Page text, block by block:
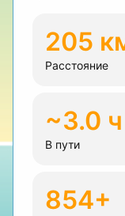
205
Расстояние
~3.0 ч
В пути
854+